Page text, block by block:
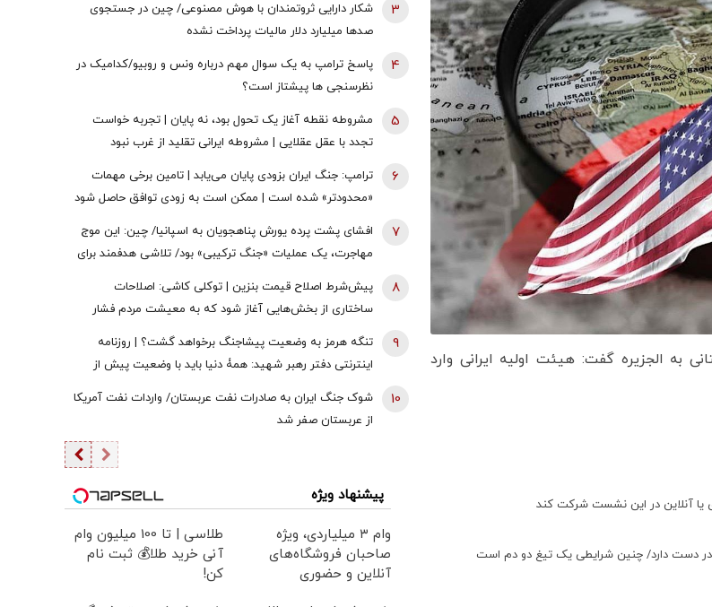
به الجزیره گفت: هیئت اولیه ایرانی وارد
یا آنلاین در این نشست شرکت کند
در دست دارد/ چنین شرایطی یک تیغ دو دم است
شکار دارایی ثروتمندان با هوش مصنوعی/ چین در جستجوی
صدها میلیارد دلار مالیات پرداخت نشده
3
پاسخ ترامپ به یک سوال مهم درباره ونس و روبیو/کدامیک در
نظرسنجی ها پیشتاز است؟
4
مشروطه نقطه آغاز یک تحول بود، نه پایان | تجربه خواست
تجدد با عقل عقلایی | مشروطه ایرانی تقلید از غرب نبود
5
ترامپ: جنگ ایران بزودی پایان می‌یابد | تامین برخی مهمات
«محدودتر» شده است | ممکن است به زودی توافق حاصل شود
6
افشای پشت پرده یورش پناهجویان به اسپانیا/ چین: این موج
مهاجرت، یک عملیات «جنگ ترکیبی» بود/ تلاشی هدفمند برای
7
پیش‌شرط اصلاح قیمت بنزین | توکلی کاشی: اصلاحات
ساختاری از بخش‌هایی آغاز شود که به معیشت مردم فشار
وارد نکند
8
تنگه هرمز به وضعیت پیشاجنگ برخواهد گشت؟ | روزنامه
اینترنتی دفتر رهبر شهید: همۀ دنیا باید با وضعیت پیش از
جنگِ تنگۀ هرمز خداحافظی کنند
9
شوک جنگ ایران به صادرات نفت عربستان/ واردات نفت آمریکا
از عربستان صفر شد
10
پیشنهاد ویژه
وام ۳ میلیاردی، ویژه
صاحبان فروشگاه‌های
آنلاین و حضوری
طلاسی | تا 100 میلیون وام
آنی خرید طلا💰 ثبت نام
کن!